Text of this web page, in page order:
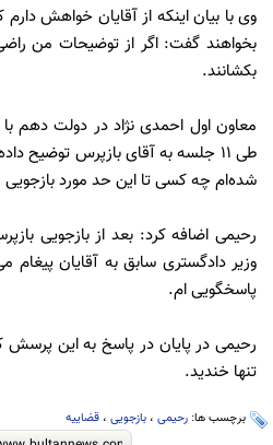
وی با بیان اینکه از آقایان خواهش
بخواهند گفت: اگر از توضیحات من
بکشانند.
شده‌ام چه کسی تا این حد مورد بازجویی
رحیمی اضافه کرد: بعد از بازجویی
وزیر دادگستری سابق به آقایان پیغام
پاسخگویی ام.
رحیمی در پایان در پاسخ به این
تنها خندید.
برچسب ها: رحیمی ، بازجویی ، قضاییه